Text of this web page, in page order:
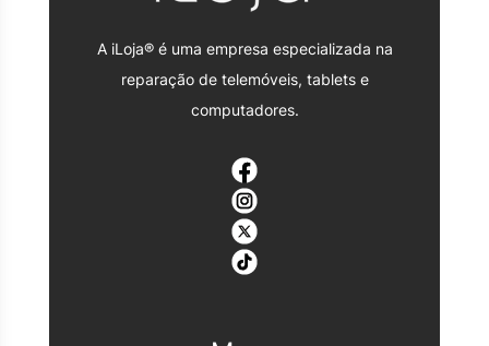
A iLoja® é uma empresa especializada na
reparação de telemóveis, tablets e
computadores.